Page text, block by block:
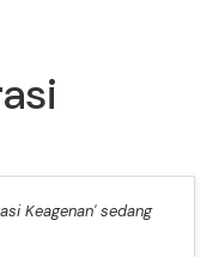
Keagenan' sedang